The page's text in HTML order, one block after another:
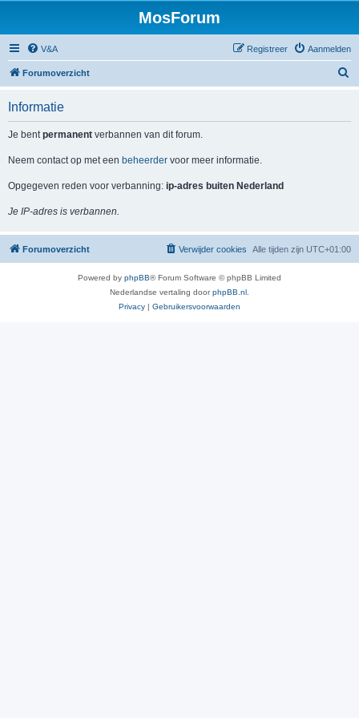
MosForum
V&A Aanmelden
Registreer
Forumoverzicht
Informatie
Je bentpermanent verbannen van dit forum.
Neem contact op met een beheerder voor meer informatie.
Opgegeven reden voor verbanning: ip-adres buiten Nederland
Je IP-adres is verbannen.
Forumoverzicht Alle tijden zijn UTC+01:00
Verwijder cookies
Powered by phpBB® Forum Software © phpBB Limited
Nederlandse vertaling doorphpBB.nl
Privacy | Gebruikersvoorwaarden